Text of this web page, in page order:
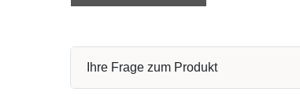
Ihre Frage zum Produkt